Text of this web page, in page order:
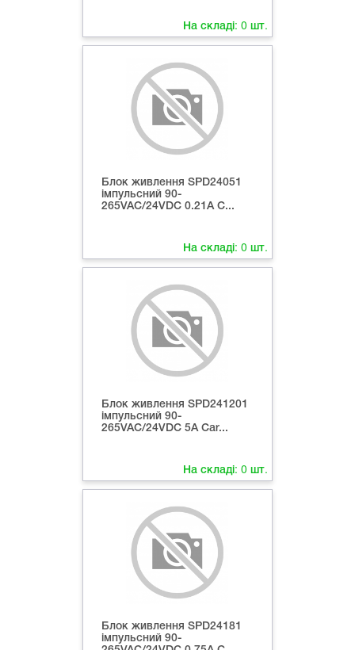
На складі: 0 шт.
Блок живлення SPD24051
імпульсний 90-
265VAC/24VDC 0.21А C...
На складі: 0 шт.
Блок живлення SPD241201
імпульсний 90-
265VAC/24VDC 5А Car...
На складі: 0 шт.
Блок живлення SPD24181
імпульсний 90-